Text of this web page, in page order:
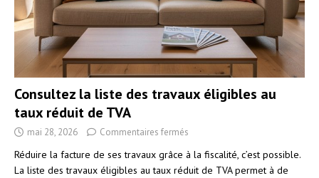
Consultez la liste des travaux éligibles au
taux réduit de TVA
mai 28, 2026 Commentaires fermés
Réduire la facture de ses travaux grâce à la fiscalité, c’est possible.
La liste des travaux éligibles au taux réduit de TVA permet à de